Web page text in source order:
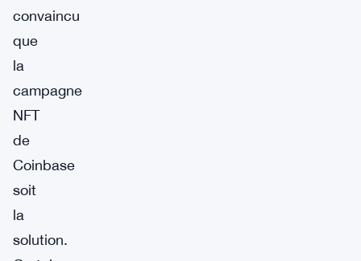
convaincu
que
la
campagne
NFT
de
Coinbase
soit
la
solution.